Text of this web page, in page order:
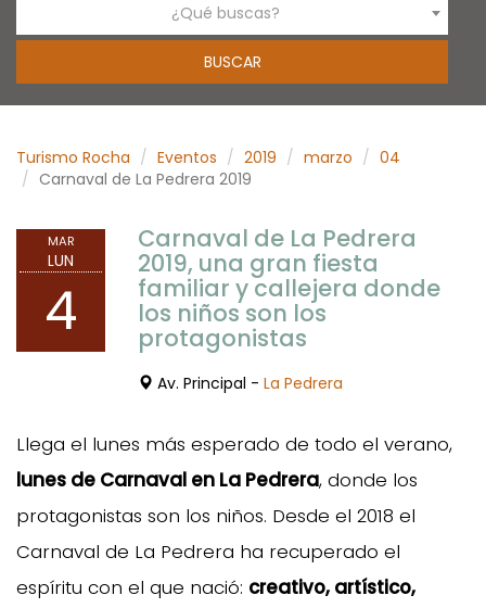
¿Qué buscas?
Turismo Rocha Eventos 2019 marzo
04
Carnaval de La Pedrera 2019
MAR
LUN
4
Carnaval de La Pedrera
2019, una gran fiesta
familiar y callejera donde
los niños son los
protagonistas
Av. Principal - La Pedrera
Llega el lunes más esperado de todo el verano,
lunes de Carnaval en La Pedrera, donde los
protagonistas son los niños. Desde el 2018 el
Carnaval de La Pedrera ha recuperado el
espíritu con el que nació: creativo, artístico,